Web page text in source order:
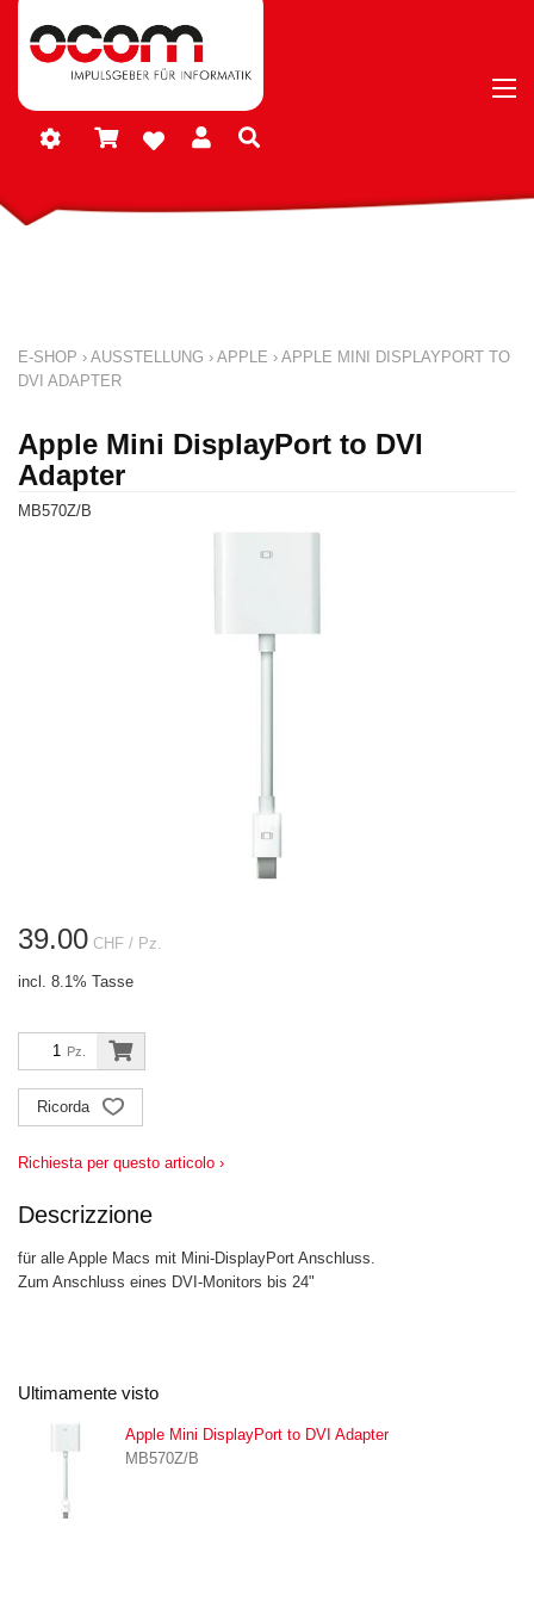
E-SHOP › AUSSTELLUNG › APPLE › APPLE MINI DISPLAYPORT TO
DVI ADAPTER
Apple Mini DisplayPort to DVI
Adapter
MB570Z/B
39.00 CHF / Pz.
incl. 8.1% Tasse
Pz.
Ricorda
Richiesta per questo articolo ›
Descrizzione
für alle Apple Macs mit Mini-DisplayPort Anschluss.
Zum Anschluss eines DVI-Monitors bis 24"
Ultimamente visto
Apple Mini DisplayPort to DVI Adapter
MB570Z/B